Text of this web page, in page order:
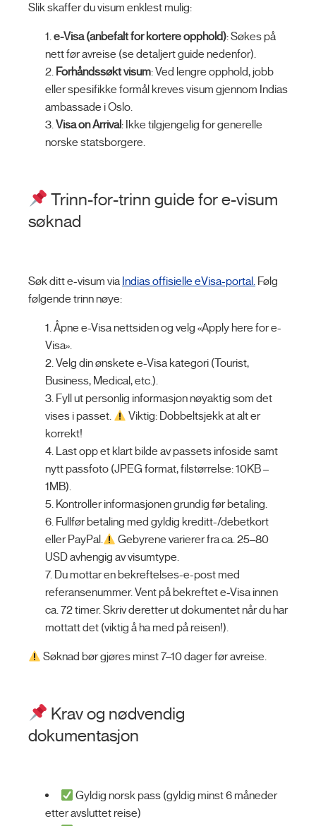
Slik skaffer du visum enklest mulig:
e-Visa (anbefalt for kortere opphold): Søkes på
nett før avreise (se detaljert guide nedenfor).
Forhåndssøkt visum: Ved lengre opphold, jobb
eller spesifikke formål kreves visum gjennom Indias
ambassade i Oslo.
Visa on Arrival: Ikke tilgjengelig for generelle
norske statsborgere.
Trinn-for-trinn guide for e-visum
søknad
Søk ditt e-visum via Indias offisielle eVisa-portal. Følg
følgende trinn nøye:
Åpne e-Visa nettsiden og velg «Apply here for e-
Visa».
Velg din ønskete e-Visa kategori (Tourist,
Business, Medical, etc.).
Fyll ut personlig informasjon nøyaktig som det
vises i passet.
Viktig: Dobbeltsjekk at alt er
korrekt!
Last opp et klart bilde av passets infoside samt
nytt passfoto (JPEG format, filstørrelse: 10KB –
1MB).
Kontroller informasjonen grundig før betaling.
Fullfør betaling med gyldig kreditt-/debetkort
eller PayPal.
Gebyrene varierer fra ca. 25–80
USD avhengig av visumtype.
Du mottar en bekreftelses-e-post med
referansenummer. Vent på bekreftet e-Visa innen
ca. 72 timer. Skriv deretter ut dokumentet når du har
mottatt det (viktig å ha med på reisen!).
Søknad bør gjøres minst 7–10 dager før avreise.
Krav og nødvendig
dokumentasjon
Gyldig norsk pass (gyldig minst 6 måneder
etter avsluttet reise)